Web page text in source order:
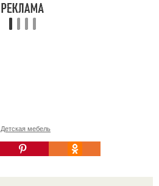
Детская мебель